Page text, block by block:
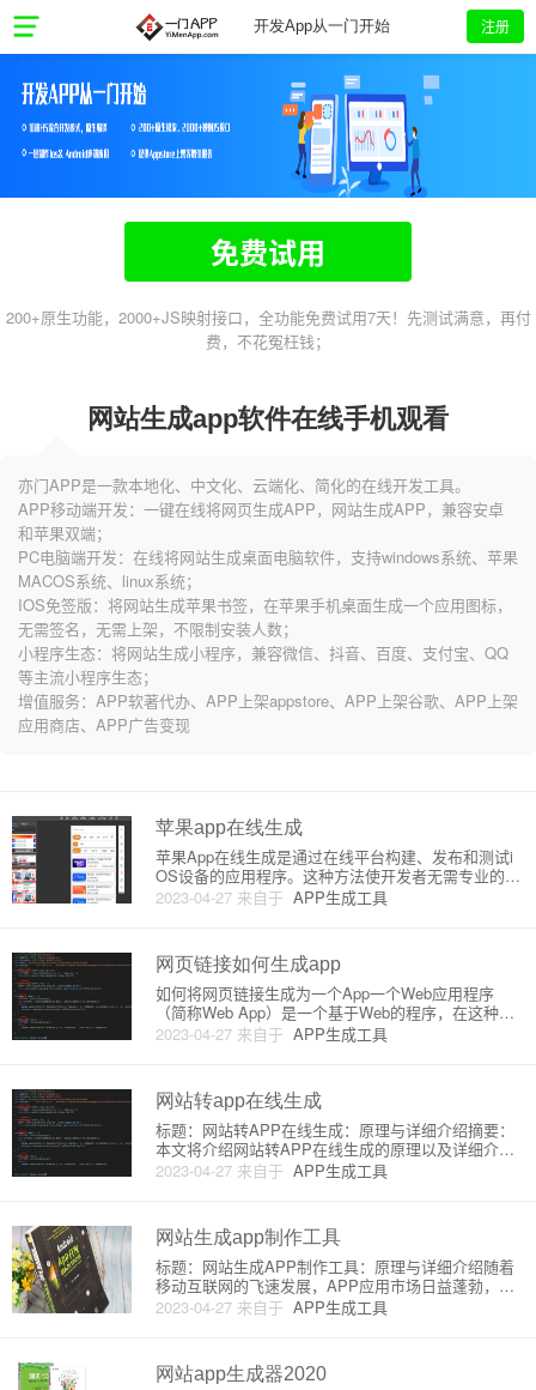
开发App从一门开始 注册
免费试用
200+原生功能，2000+JS映射接口，全功能免费试用7天！先测试满意，再付
费，不花冤枉钱；
网站生成app软件在线手机观看
亦门APP是一款本地化、中文化、云端化、简化的在线开发工具。
APP移动端开发：一键在线将网页生成APP，网站生成APP，兼容安卓
和苹果双端；
PC电脑端开发：在线将网站生成桌面电脑软件，支持windows系统、苹果
MACOS系统、linux系统；
IOS免签版：将网站生成苹果书签，在苹果手机桌面生成一个应用图标，
无需签名，无需上架，不限制安装人数；
小程序生态：将网站生成小程序，兼容微信、抖音、百度、支付宝、QQ
等主流小程序生态；
增值服务：APP软著代办、APP上架appstore、APP上架谷歌、APP上架
应用商店、APP广告变现
苹果app在线生成
2023-04-27 来自于 APP生成工具
苹果App在线生成是通过在线平台构建、发布和测试i
OS设备的应用程序。这种方法使开发者无需专业的开
发技能和复杂数学计算就能轻松快速地创建App。现
在市面上有很多在线App生成器可供选择，例如Appy
网页链接如何生成app
2023-04-27 来自于 APP生成工具
如何将网页链接生成为一个App一个Web应用程序
（简称Web App）是一个基于Web的程序，在这种情
况下，您希望将一个特定的网址（网页链接）转换为
一个可以在移动设备上下载和安装的应用程序。这种
封装（Wrapp
网站转app在线生成
2023-04-27 来自于 APP生成工具
标题：网站转APP在线生成：原理与详细介绍摘要：
本文将介绍网站转APP在线生成的原理以及详细介绍
相关的技术和工具，帮助读者了解在线生成APP的过
程与基础知识。1. 引言随着移动互联网的普及，越来
这可以为用户提
网站生成app制作工具
2023-04-27 来自于 APP生成工具
标题：网站生成APP制作工具：原理与详细介绍随着
移动互联网的飞速发展，APP应用市场日益蓬勃，越
来越多的企业和个人希望将自己的网站打造成APP应
用以扩大潜在客户群。对于非专业人士来说，将网站
有了一些网站生成A
网站app生成器2020